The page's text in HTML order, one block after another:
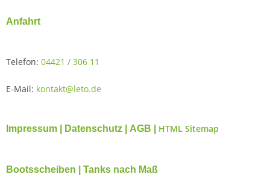
Anfahrt
Telefon: 04421 / 306 11
E-Mail: kontakt@leto.de
Impressum | Datenschutz AGB HTML Sitemap
Bootsscheiben Tanks nach Maß